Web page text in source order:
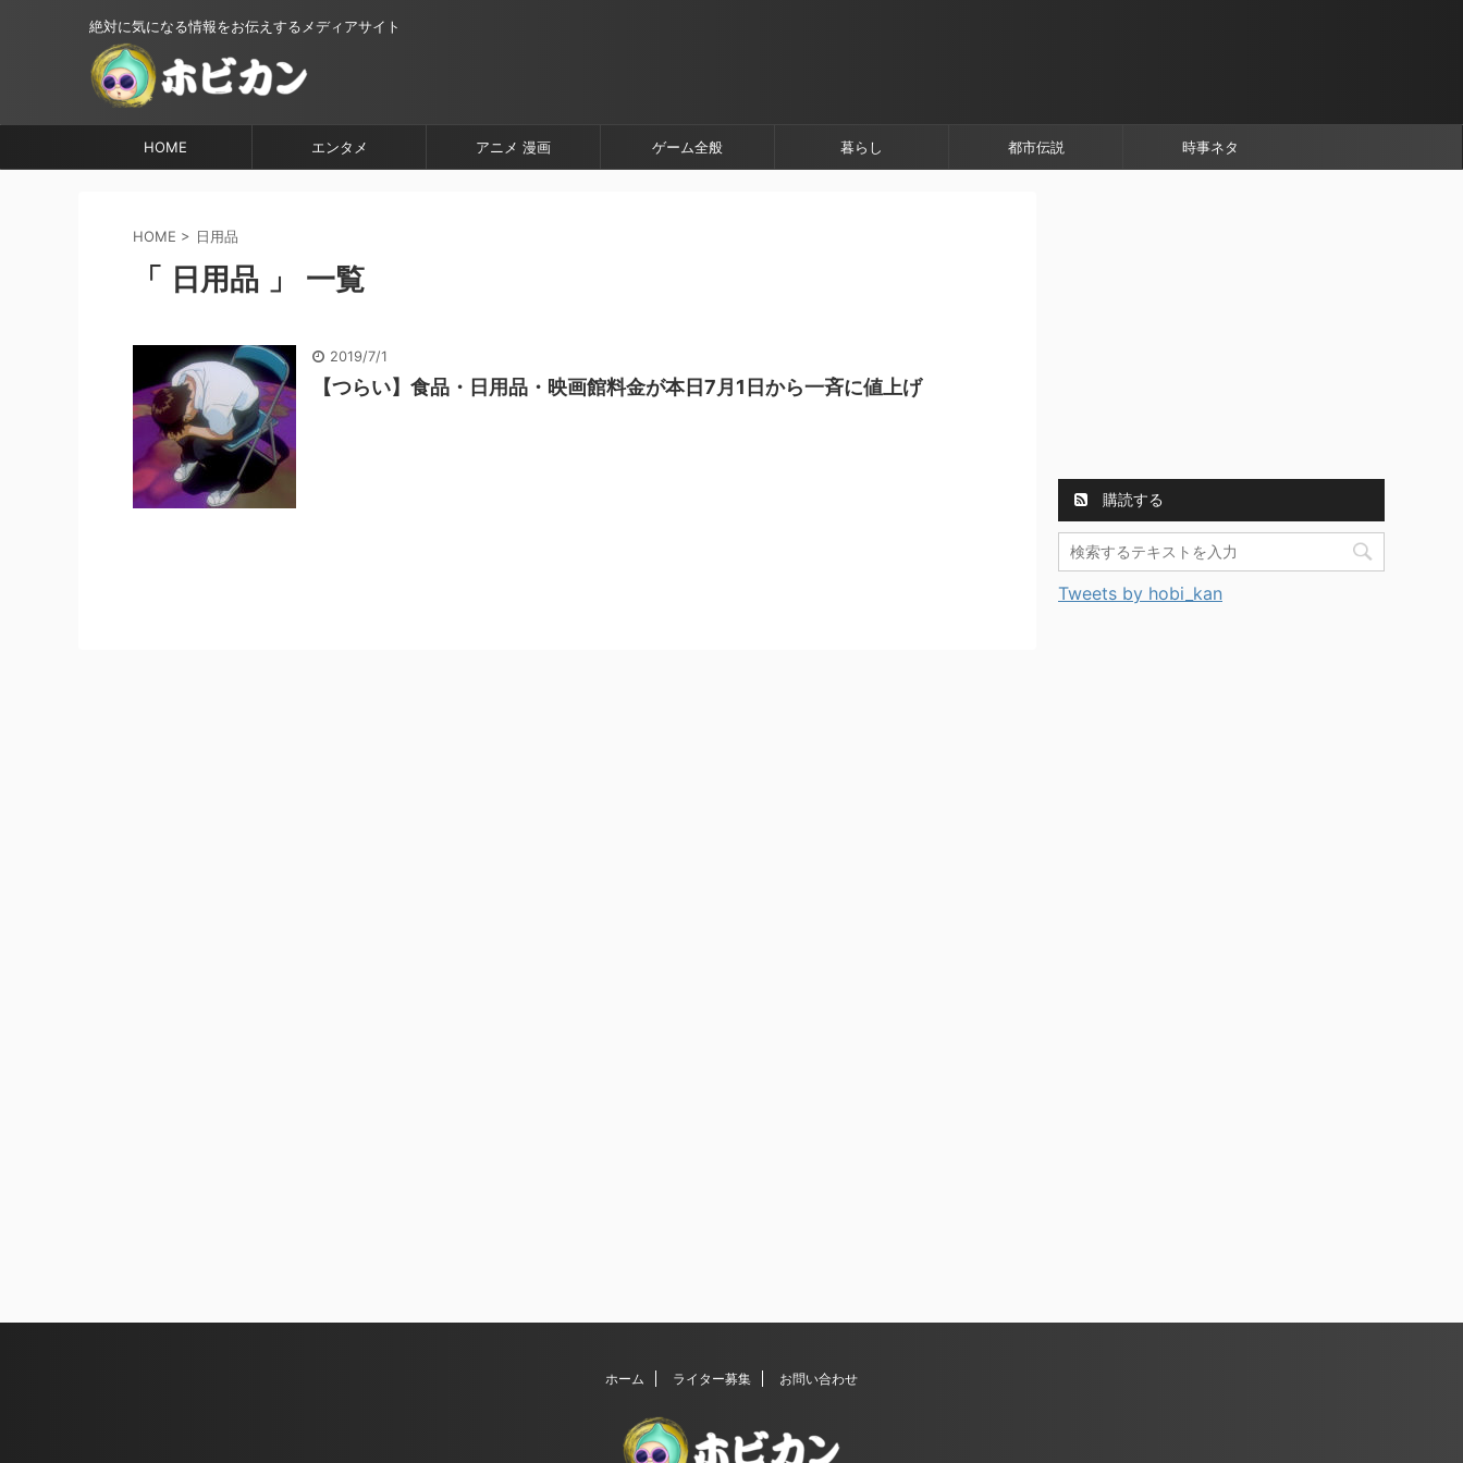
絶対に気になる情報をお伝えするメディアサイト
HOME エンタメ アニメ 漫画 ゲーム全般 暮らし 都市伝説 時事ネタ
HOME > 日用品
「 日用品 」 一覧
2019/7/1
【つらい】食品・日用品・映画館料金が本日7月1日から一斉に値上げ
購読する
Tweets by hobi_kan
ホーム ライター募集 お問い合わせ